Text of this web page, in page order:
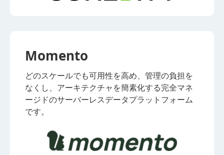
Momento
どのスケールでも可用性を高め、管理の負担を
なくし、アーキテクチャを簡素化する完全マネ
ージドのサーバーレスデータプラットフォーム
です。